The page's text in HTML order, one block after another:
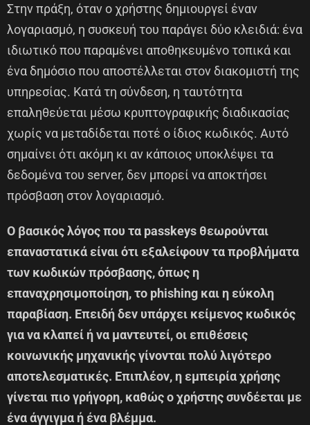
Στην πράξη, όταν ο χρήστης δημιουργεί έναν
λογαριασμό, η συσκευή του παράγει δύο κλειδιά: ένα
ιδιωτικό που παραμένει αποθηκευμένο τοπικά και
ένα δημόσιο που αποστέλλεται στον διακομιστή της
υπηρεσίας. Κατά τη σύνδεση, η ταυτότητα
επαληθεύεται μέσω κρυπτογραφικής διαδικασίας
χωρίς να μεταδίδεται ποτέ ο ίδιος κωδικός. Αυτό
σημαίνει ότι ακόμη κι αν κάποιος υποκλέψει τα
δεδομένα του server, δεν μπορεί να αποκτήσει
πρόσβαση στον λογαριασμό.
Ο βασικός λόγος που τα passkeys θεωρούνται
επαναστατικά είναι ότι εξαλείφουν τα προβλήματα
των κωδικών πρόσβασης, όπως η
επαναχρησιμοποίηση, το phishing και η εύκολη
παραβίαση. Επειδή δεν υπάρχει κείμενος κωδικός
για να κλαπεί ή να μαντευτεί, οι επιθέσεις
κοινωνικής μηχανικής γίνονται πολύ λιγότερο
αποτελεσματικές. Επιπλέον, η εμπειρία χρήσης
γίνεται πιο γρήγορη, καθώς ο χρήστης συνδέεται με
ένα άγγιγμα ή ένα βλέμμα.